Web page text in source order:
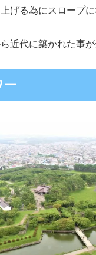
げる為にスロープに
近代に築かれた事が
ー